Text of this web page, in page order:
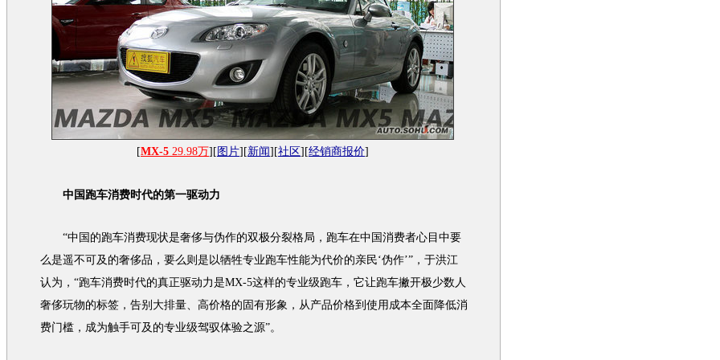
[MX-5 29.98万][ 图片][新闻][社区][经销商报价]
中国 跑车消费时代的第一驱动力
“中国的跑车消费现状是奢侈与伪作的双极分裂格局， 跑车在中国消费者心目中要
么是遥不可及的奢侈品，要么则是以牺牲专业跑车性能为代价的亲民‘伪作’”，于洪江
认为，“跑车消费时代的真正驱动力是MX-5这样的专业级跑车，它让跑车撇开极少数人
奢侈玩物的标签，告别大排量、高价格的固有形象，从产品价格到使用成本全面降低消
费门槛，成为触手可及的专业级驾驭体验之源”。